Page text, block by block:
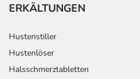
ERKÄLTUNGEN
Hustenstiller
Hustenlöser
Halsschmerztabletten